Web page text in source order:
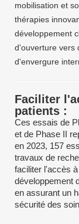
mobilisation et
thérapies
développement
d'ouverture vers
d'envergure
Faciliter
patients :
Ces essais de
et de Phase II
en 2023, 157
travaux de
faciliter l'accès
développement
en assurant un
sécurité des